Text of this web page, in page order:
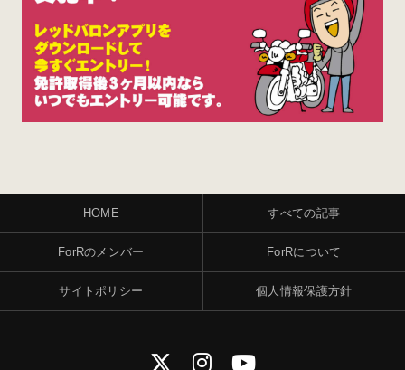
HOME すべての記事
ForRのメンバー ForRについて
サイトポリシー 個人情報保護方針